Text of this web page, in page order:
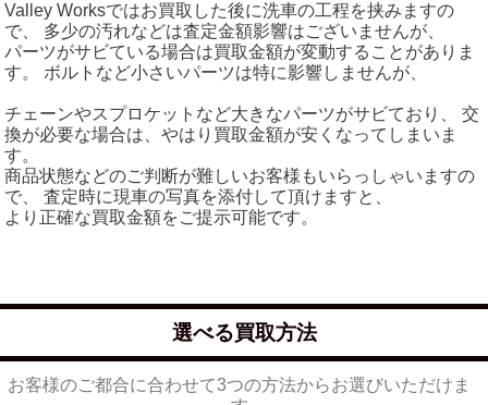
Valley Worksではお買取した後に洗車の工程を挟みますの
で、 多少の汚れなどは査定金額影響はございませんが、
パーツがサビている場合は買取金額が変動することがありま
す。 ボルトなど小さいパーツは特に影響しませんが、
チェーンやスプロケットなど大きなパーツがサビており、 交
換が必要な場合は、やはり買取金額が安くなってしまいま
す。
商品状態などのご判断が難しいお客様もいらっしゃいますの
で、 査定時に現車の写真を添付して頂けますと、
より正確な買取金額をご提示可能です。
選べる買取方法
お客様のご都合に合わせて3つの方法からお選びいただけま